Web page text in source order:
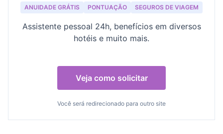
ANUIDADE GRÁTIS PONTUAÇÃO SEGUROS DE VIAGEM
Assistente pessoal 24h, benefícios em diversos
hotéis e muito mais.
Veja como solicitar
Você será redirecionado para outro site